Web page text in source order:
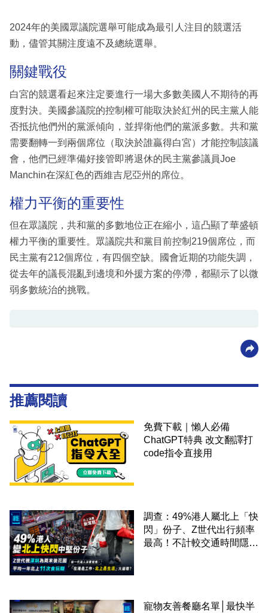
區
2024年的美國眾議院選舉可能成為最引人注目的競選活
動，儘管其關注度遠不及總統選舉。
關鍵戰役
白宮的競選看起來注定要進行一場大多數美國人不期待的再
度對決。美國參議院的控制權可能取決於紅州的民主黨人能
否抵抗他們州的黨派傾向，並捍衛他們的黨派多數。共和黨
需要翻轉一到兩個席位（取決於誰贏得白宮）才能控制該議
會，他們已經準備好接管即將退休的民主黨參議員Joe
Manchin在深紅色的西維吉尼亞州的席位。
權力平衡的重要性
但在眾議院，共和黨的多數地位正在縮小，這凸顯了華盛頓
權力平衡的重要性。眾議院共和黨目前控制219個席位，而
民主黨有212個席位，有四個空缺。國會近期的功能失調，
從去年的議長混亂到邊境和外援方案的停滯，都顯示了以微
弱多數統治的挑戰。
推薦閱讀
免費下載｜懶人必備
ChatGPT特典 改文翻譯打
code指令直接用
調查：49%港人屬北上「快
閃」份子、Z世代出行頻率
最高！不計較交通時間隱形
寵物友善餐廳名單│最快半